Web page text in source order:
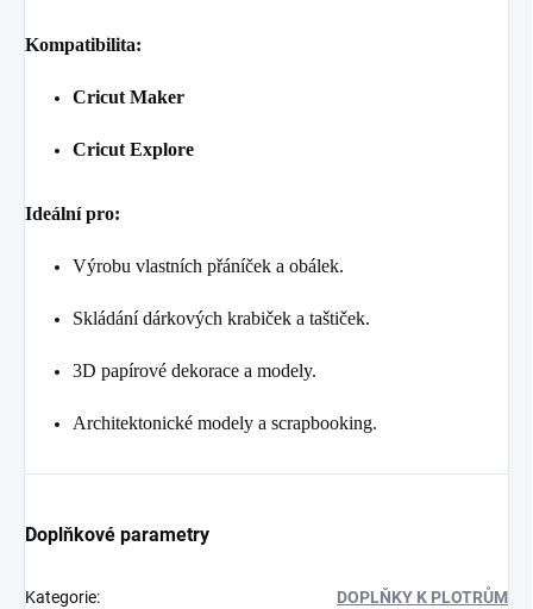
Kompatibilita:
Cricut Maker
Cricut Explore
Ideální pro:
Výrobu vlastních přáníček a obálek.
Skládání dárkových krabiček a taštiček.
3D papírové dekorace a modely.
Architektonické modely a scrapbooking.
Doplňkové parametry
Kategorie: DOPLŇKY K PLOTRŮM